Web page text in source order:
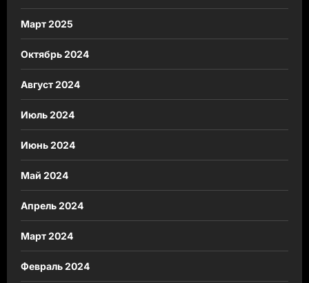
Март 2025
Октябрь 2024
Август 2024
Июль 2024
Июнь 2024
Май 2024
Апрель 2024
Март 2024
Февраль 2024